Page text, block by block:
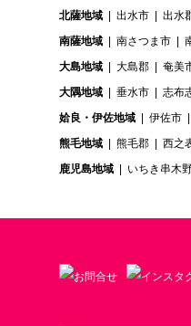
北薩地域
出水市 出水
南薩地域
南さつま市
大島地域
大島郡
奄美
大隅地域
垂水市 志布
姶良・伊佐地域
伊佐市
熊毛地域
熊毛郡
西之
鹿児島地域
いちき串木